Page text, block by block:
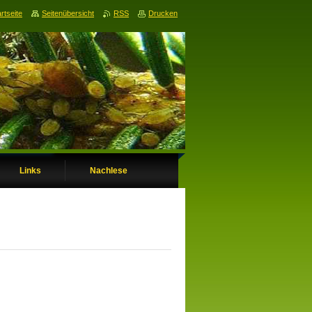
Links Nachlese
Seitenübersicht RSS Drucken